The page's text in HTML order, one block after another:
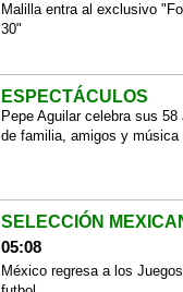
Malilla entra al exclusivo
30"
ESPECTÁCULOS
Pepe Aguilar celebra sus 58
de familia, amigos y música
SELECCIÓN
05:08
México regresa a los